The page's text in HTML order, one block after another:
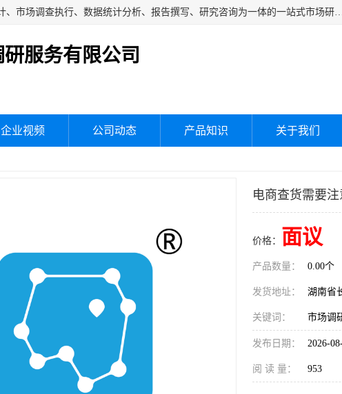
湖南群狼市场调研服务有限公司是一家集问卷设计、市场调查执行、数据统计分析、报告撰写、研究咨询为一体的一站式市场研究服务机构，主要服务：市场调研、三方评估、满意度研究、
服务有限公司
企业视频 公司动态 产品知识 关于我们
电商查货需要
价格： 面议
产品数量： 0.00个
发货地址： 湖南省
关键词： 市场调
发布日期： 2026-
阅 读 量： 953